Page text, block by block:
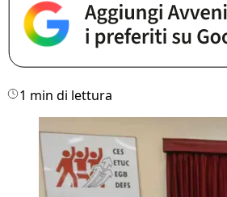
1 min di lettura